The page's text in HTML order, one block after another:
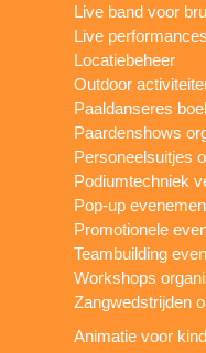
Live band voor
Live
Locatiebeheer
Outdoor
Paaldanseres
Paardenshows
Personeelsuitjes
Podiumtechniek
Pop-up
Promotionele
Teambuilding
Workshops
Zangwedstrijden
Animatie voor